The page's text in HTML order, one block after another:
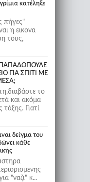
κατέληξε
πήγες"
η εικονα
τους,
ΠΑΠΑΔΟΠΟΥΛΕ
ΓΙΑ ΣΠΙΤΙ ΜΕ
το
και ακόμα
Γιατί
δείγμα του
κάθε
"ναζι" κ...